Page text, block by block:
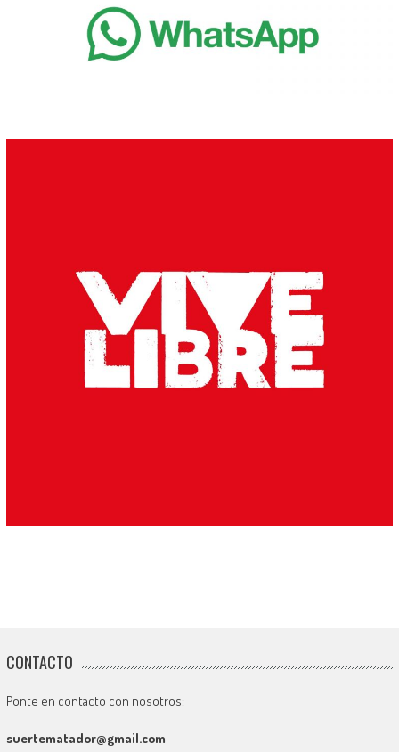
CONTACTO
Ponte en contacto con nosotros:
suertematador@gmail.com